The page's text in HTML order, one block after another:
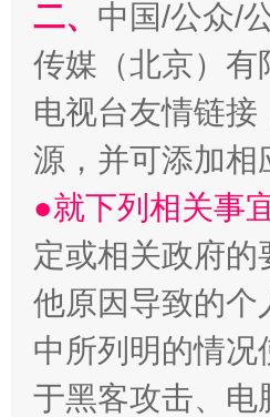
二、 中国/公众/
传媒（北京）有
电视台友情链
源，并可添加相
●就下列相关事
定或相关政府
他原因导致的个
中所列明的情
于黑客攻击、电